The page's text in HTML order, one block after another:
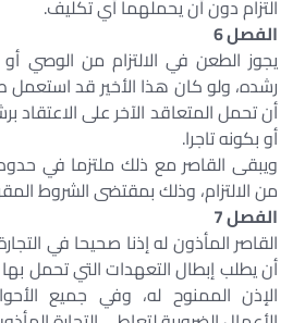
التزام دون أن يحملهما أي تكليف.
الفصل 6
يجوز الطعن في الالتزام من الوصي
رشده، ولو كان هذا الأخير قد استعمل
أن تحمل المتعاقد الآخر على
أو بكونه تاجرا.
ويبقى القاصر مع ذلك ملتزما في
من الالتزام، وذلك بمقتضى الشروط
الفصل 7
القاصر المأذون له إذنا صحيحا في
أن يطلب إبطال التعهدات التي تحمل
الإذن الممنوح له، وفي جميع